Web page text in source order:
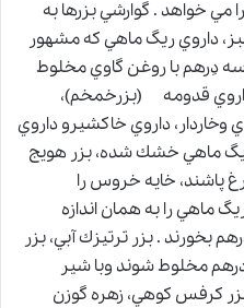
مي خواهد . گوارشي بزرها به
داروي ريگ ماهي كه مشهور
دِرهم با روغن گاوي مخلوط
قدومه (بزرخمخم)،
داروي خاكشيرو داروي
ماهي خشك شده، بزر هويج
پاشند، خايه خروس را
ماهي را به همان اندازه
بخورند . بزر ترتيزك آبي، بزر
مخلوط شوند وبا شير
كرفس كوهي، زهره گوزن